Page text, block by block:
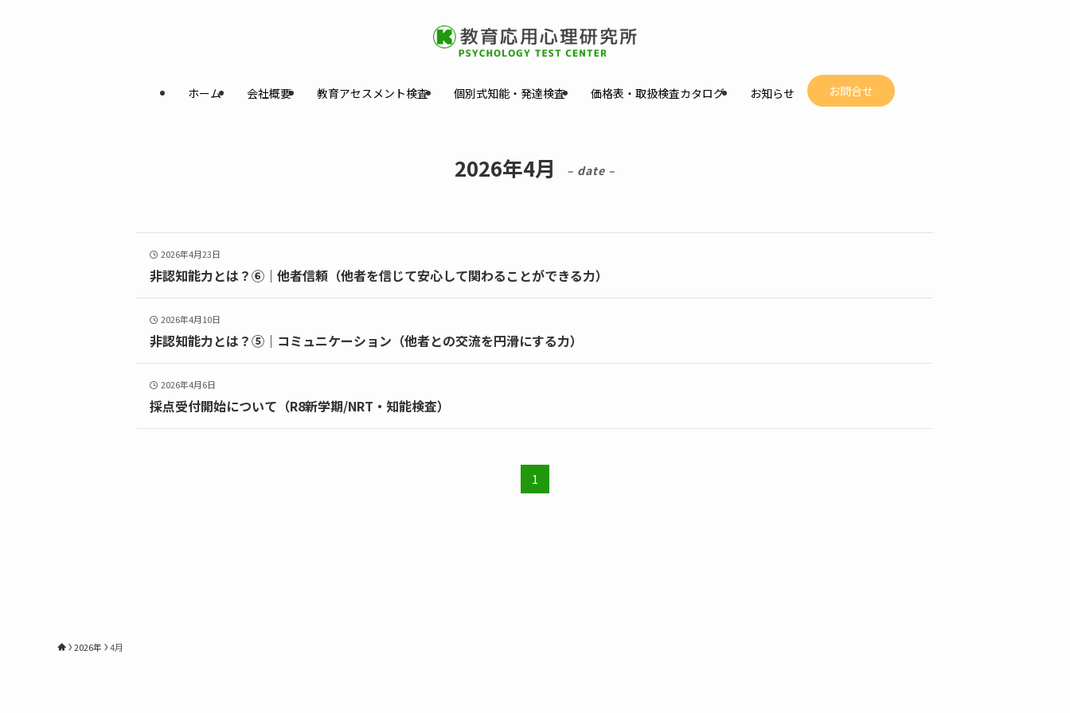
ホーム 会社概要 教育アセスメント検査 個別式知能・発達検査 価格表・取扱検査カタログ お知らせ お問合せ
2026年4月 – date –
2026年4月23日
非認知能力とは？⑥｜他者信頼（他者を信じて安心して関わることができる力）
2026年4月10日
非認知能力とは？⑤｜コミュニケーション（他者との交流を円滑にする力）
2026年4月6日
採点受付開始について（R8新学期/NRT・知能検査）
1
2026年 4月